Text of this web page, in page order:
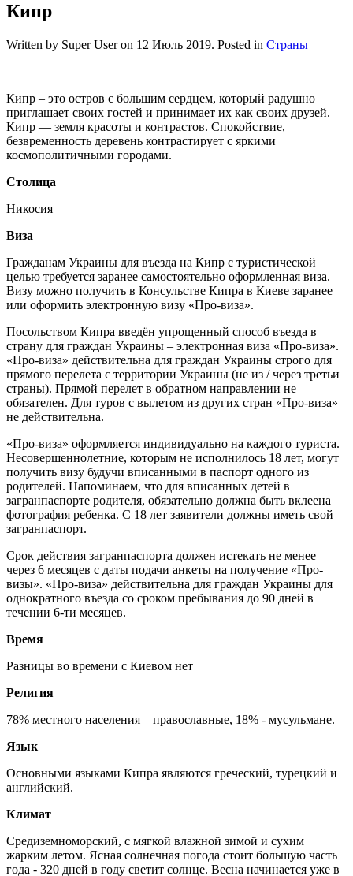
Кипр
Written by Super User on 12 Июль 2019. Posted in Страны
Кипр – это остров с большим сердцем, который радушно
приглашает своих гостей и принимает их как своих друзей.
Кипр — земля красоты и контрастов. Спокойствие,
безвременность деревень контрастирует с яркими
космополитичными городами.
Столица
Никосия
Виза
Гражданам Украины для въезда на Кипр с туристической
целью требуется заранее самостоятельно оформленная виза.
Визу можно получить в Консульстве Кипра в Киеве заранее
или оформить электронную визу «Про-виза».
Посольством Кипра введён упрощенный способ въезда в
страну для граждан Украины – электронная виза «Про-виза».
«Про-виза» действительна для граждан Украины строго для
прямого перелета с территории Украины (не из / через третьи
страны). Прямой перелет в обратном направлении не
обязателен. Для туров с вылетом из других стран «Про-виза»
не действительна.
«Про-виза» оформляется индивидуально на каждого туриста.
Несовершеннолетние, которым не исполнилось 18 лет, могут
получить визу будучи вписанными в паспорт одного из
родителей. Напоминаем, что для вписанных детей в
загранпаспорте родителя, обязательно должна быть вклеена
фотография ребенка. С 18 лет заявители должны иметь свой
загранпаспорт.
Срок действия загранпаспорта должен истекать не менее
через 6 месяцев с даты подачи анкеты на получение «Про-
визы». «Про-виза» действительна для граждан Украины для
однократного въезда со сроком пребывания до 90 дней в
течении 6-ти месяцев.
Время
Разницы во времени с Киевом нет
Религия
78% местного населения – православные, 18% - мусульмане.
Язык
Основными языками Кипра являются греческий, турецкий и
английский.
Климат
Средиземноморский, с мягкой влажной зимой и сухим
жарким летом. Ясная солнечная погода стоит большую часть
года - 320 дней в году светит солнце. Весна начинается уже в